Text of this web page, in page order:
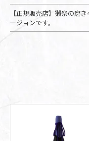
【正規販売店】獺祭の磨
ージョンです。